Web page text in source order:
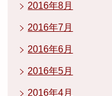
2016年8月
2016年7月
2016年6月
2016年5月
2016年4月